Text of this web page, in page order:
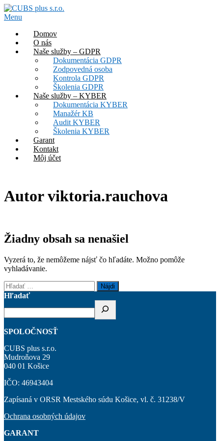
Prejsť
na
Menu
Domov
O nás
Naše služby – GDPR
Dokumentácia GDPR
Zodpovedná osoba
Kontrola GDPR
Školenia GDPR
Naše služby – KYBER
Dokumentácia KYBER
Manažér KB
Audit KYBER
Školenia KYBER
Garant
Kontakt
Môj účet
Autorviktoria.rauchova
Žiadny obsah sa nenašiel
Vyzerá to, že nemôžeme nájsť čo hľadáte. Možno pomôže
vyhladávanie.
Hľadať:
Hľadať
SPOLOČNOSŤ
CUBS plus s.r.o.
Mudroňova 29
040 01 Košice
IČO: 46943404
Zapísaná v ORSR Mestského súdu Košice, vl. č. 31238/V
Ochrana osobných údajov
GARANT